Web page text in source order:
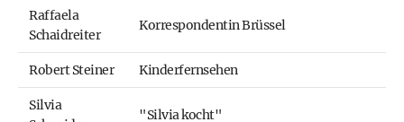
Raffaela
Schaidreiter
Korrespondentin Brüssel
Robert Steiner Kinderfernsehen
Silvia
"Silvia kocht"